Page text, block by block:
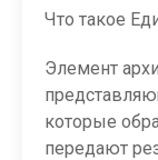
Что такое
Элемент
которые
передают